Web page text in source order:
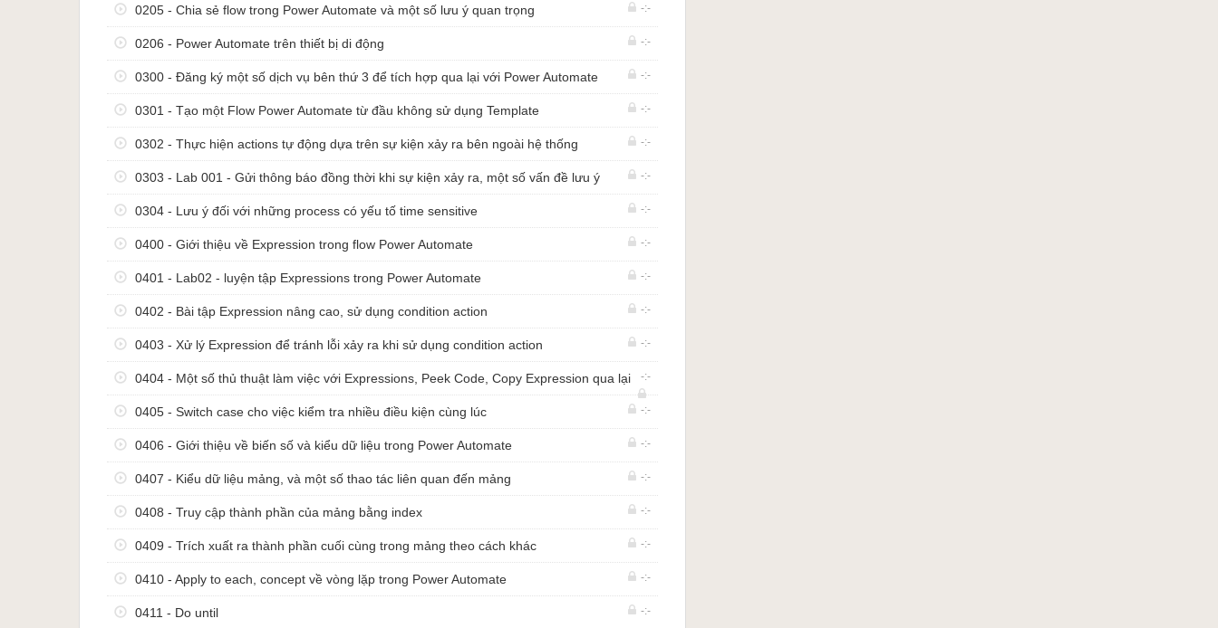
ty và tập đoàn tại Đức từ năm 2015 đến giờ. Bạn có thể đọc thêm trong phần thông
tin giảng viên bên dưới.
Giảng viên khóa học
Nguyễn Đức Thanh |
Kinh nghiệm
GĐ OSSTech Ltd: công ty phần cứng và giải pháp MES (Manufacturing Execution
System), giải pháp Internet of Things
PGĐ DMS Ltd: chuyên giải pháp ERP Epicor cho doanh nghiệp sản xuất
Assistant to General Manager Catthaicorp, leading manufacturer in supporting industry of
Vietnam
Founder Học Excel Online, nền tảng training nâng cao hiệu suất làm việc
RPA Head Consultant, EKCG (Munich, Đức), tư vấn giải pháp Robotics Process
Automation tự động hoá quy trình và nâng cao năng suất lao động cho các doanh nghiệp
trong lĩnh vực Retails, Automobile, Banking, Telecommunication
IT Consultant, KPMG Europe LLP (Munich, Đức), SAP Automation, Digital Transformation
Khách hàng tư vấn
Tại Đức: Boehringer Ingelheim, Bosch, Rolls-Royce Power Systems, Hypothekenbank,
Tại Ý: MTU Italia
Tại Việt Nam: FPT Software, Vietinbank, Vietcombank, Messer,
Shinhanbank, Pepperl+Fuchs, Essons, Cát Thái, HP
Học vấn
Master in Strategic Information Systems, Frankfurt University of applied Sciences, Đức
Bachelor in Business Information Systems, Frankfurt University of applied Sciences, Đức
Erasmus Mundus Scholarship, London Metropolitan University, Anh Quốc
Bachelor International Business Law, Foreign Trade University, Việt Nam
Static and Dynamic JVM Operand Stack Visualization And Verification (IAENG
International Journal of Computer Science, 41:1, IJCS_41_1_06)
0205 - Chia sẻ flow trong Power Automate và một số lưu ý quan trọng -:-
0206 - Power Automate trên thiết bị di động -:-
0300 - Đăng ký một số dịch vụ bên thứ 3 để tích hợp qua lại với Power Automate -:-
0301 - Tạo một Flow Power Automate từ đầu không sử dụng Template -:-
0302 - Thực hiện actions tự động dựa trên sự kiện xảy ra bên ngoài hệ thống -:-
0303 - Lab 001 - Gửi thông báo đồng thời khi sự kiện xảy ra, một số vấn đề lưu ý -:-
0304 - Lưu ý đối với những process có yếu tố time sensitive -:-
0400 - Giới thiệu về Expression trong flow Power Automate -:-
0401 - Lab02 - luyện tập Expressions trong Power Automate -:-
0402 - Bài tập Expression nâng cao, sử dụng condition action -:-
0403 - Xử lý Expression để tránh lỗi xảy ra khi sử dụng condition action -:-
0404 - Một số thủ thuật làm việc với Expressions, Peek Code, Copy Expression qua lại -:-
0405 - Switch case cho việc kiểm tra nhiều điều kiện cùng lúc -:-
0406 - Giới thiệu về biến số và kiểu dữ liệu trong Power Automate -:-
0407 - Kiểu dữ liệu mảng, và một số thao tác liên quan đến mảng -:-
0408 - Truy cập thành phần của mảng bằng index -:-
0409 - Trích xuất ra thành phần cuối cùng trong mảng theo cách khác -:-
0410 - Apply to each, concept về vòng lặp trong Power Automate -:-
0411 - Do until -:-